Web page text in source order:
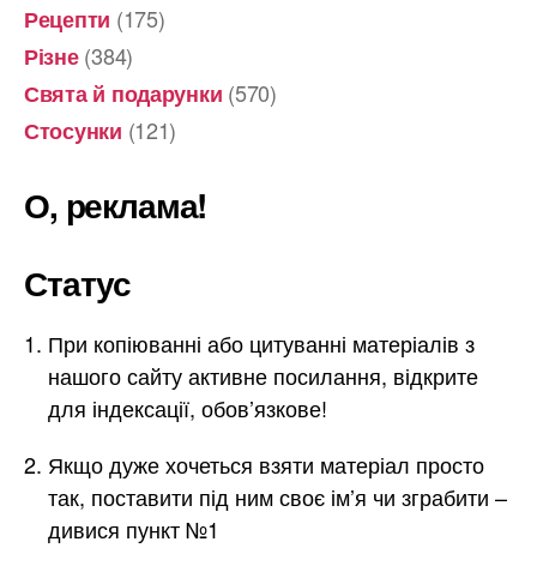
Рецепти (175)
Різне(384)
Свята й подарунки (570)
Стосунки (121)
О, реклама!
Статус
При копіюванні або цитуванні матеріалів з
нашого сайту активне посилання, відкрите
для індексації, обов’язкове!
Якщо дуже хочеться взяти матеріал просто
так, поставити під ним своє ім’я чи зграбити –
дивися пункт №1